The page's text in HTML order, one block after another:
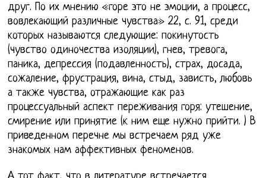
друг. По их мнению «горе это не эмоции, а процесс,
вовлекающий различные чувства» 22, с. 91, среди
которых называются следующие: покинутость
(чувство одиночества изоляции), гнев, тревога,
паника, депрессия (подавленность), страх, досада,
сожаление, фрустрация, вина, стыд, зависть, любовь
а также чувства, отражающие как раз
процессуальный аспект переживания горя: утешение,
смирение или принятие (к ним еще нужно прийти. ) В
приведенном перечне мы встречаем ряд уже
знакомых нам аффективных феноменов.